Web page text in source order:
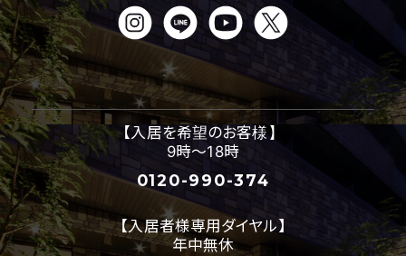
【入居を希望のお客様】
9時～18時
0120-990-374
【入居者様専用ダイヤル】
年中無休